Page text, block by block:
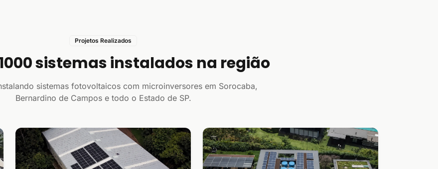
Projetos Realizados
sistemas instalados na região
sistemas fotovoltaicos com microinversores em Sorocaba,
Bernardino de Campos e todo o Estado de SP.